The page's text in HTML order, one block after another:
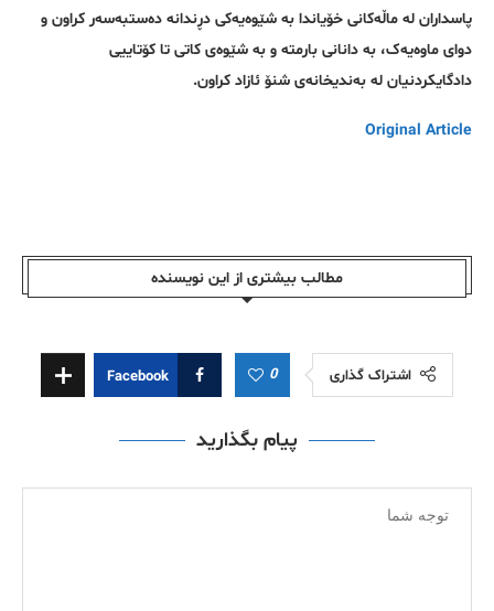
پاسداران لە ماڵەکانی خۆیاندا بە شێوەیەکی دڕندانە دەستبەسەر کراون و
دوای ماوەیەک، بە دانانی بارمتە و بە شێوەی کاتی تا کۆتاییی
دادگایکردنیان لە بەندیخانەی شنۆ ئازاد کراون.
Original Article
مطالب بیشتری از این نویسندە
اشتراک گذاری 0
Facebook
پیام بگذارید